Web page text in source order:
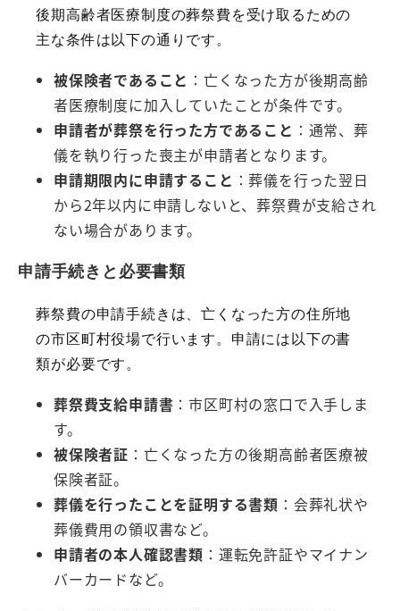
後期高齢者医療制度の葬祭費を受け取るための
主な条件は以下の通りです。
被保険者であること ：亡くなった方が後期高齢
者医療制度に加入していたことが条件です。
申請者が葬祭を行った方であること ：通常、葬
儀を執り行った喪主が申請者となります。
申請期限内に申請すること ：葬儀を行った翌日
から2年以内に申請しないと、葬祭費が支給され
ない場合があります。
申請手続きと必要書類
葬祭費の申請手続きは、亡くなった方の住所地
の市区町村役場で行います。申請には以下の書
類が必要です。
葬祭費支給申請書 ：市区町村の窓口で入手しま
す。
被保険者証 ：亡くなった方の後期高齢者医療被
保険者証。
葬儀を行ったことを証明する書類 ：会葬礼状や
葬儀費用の領収書など。
申請者の本人確認書類 ：運転免許証やマイナン
バーカードなど。